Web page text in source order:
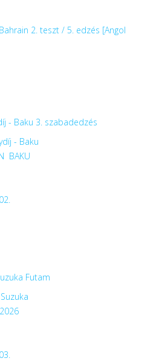
2. teszt / 5. edzés [Angol
- Baku 3. szabadedzés
- Baku
BAKU
Futam
2026